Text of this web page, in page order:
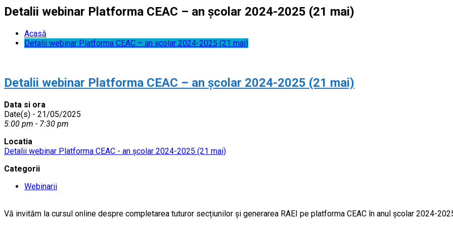
Detalii webinar Platforma CEAC – an școlar 2024-2025 (21 mai)
Acasă
Detalii webinar Platforma CEAC – an școlar 2024-2025 (21 mai)
Detalii webinar Platforma CEAC – an școlar 2024-2025 (21 mai)
Data si ora
Date(s) - 21/05/2025
5:00 pm - 7:30 pm
Locatia
Detalii webinar Platforma CEAC - an școlar 2024-2025 (21 mai)
Categorii
Webinarii
Vă invităm la cursul online despre completarea tuturor secțiunilor și generarea RAEI pe platforma CEAC în anul școlar 2024-